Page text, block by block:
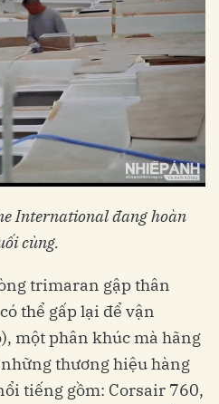
International đang hoàn
cùng.
trimaran gập thân
thể gấp lại để vận
một phân khúc mà hãng
thương hiệu hàng
tiếng gồm: Corsair 760,